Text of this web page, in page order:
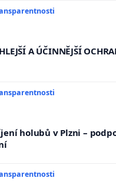
A ÚČINNĚJŠÍ
holubů v Plzni –